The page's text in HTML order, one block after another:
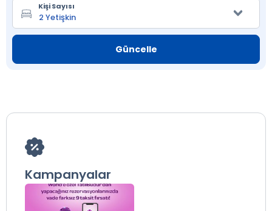
Kişi Sayısı
Güncelle
Kampanyalar